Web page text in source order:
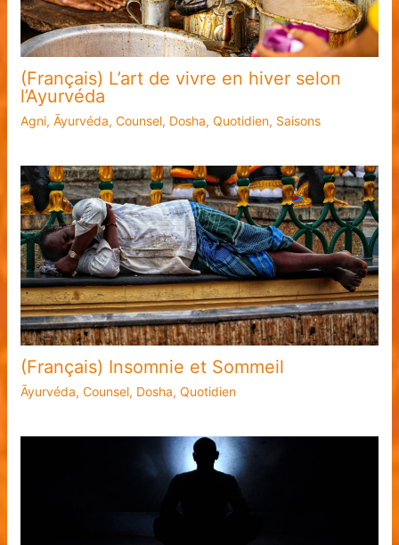
(Français) L’art de vivre en hiver selon
l’Ayurvéda
Agni, Āyurvéda, Counsel, Dosha, Quotidien, Saisons
(Français) Insomnie et Sommeil
Āyurvéda, Counsel, Dosha, Quotidien